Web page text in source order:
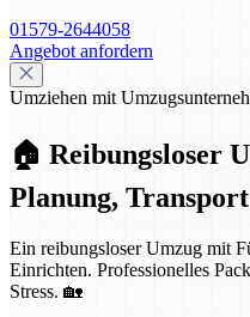
01579-2644058
Angebot anfordern
Umziehen mit
🏠 Reibungsloser
Planung,
Ein reibungsloser Umzug mit
Einrichten. Professionelles
Stress. 🏡